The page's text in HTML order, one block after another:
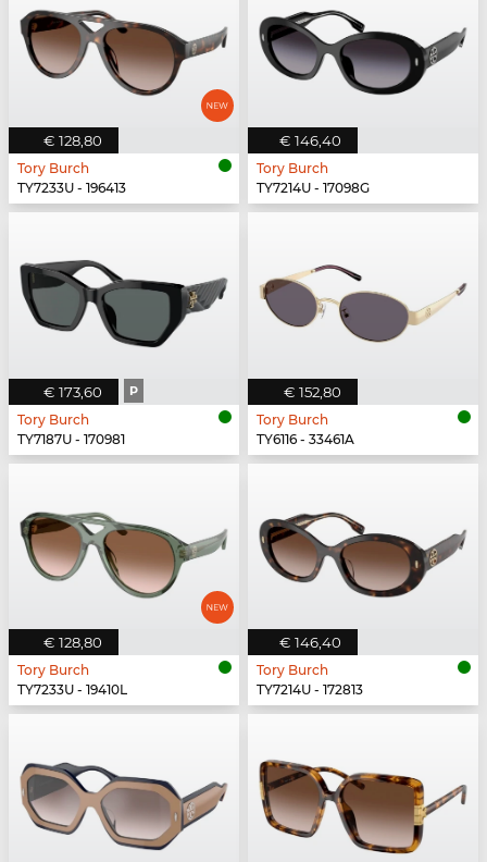
€ 128,80
Tory Burch
TY7233U - 196413
€ 146,40
Tory Burch
TY7214U - 17098G
€ 173,60 P
Tory Burch
TY7187U - 170981
€ 152,80
Tory Burch
TY6116 - 33461A
€ 128,80
Tory Burch
TY7233U - 19410L
€ 146,40
Tory Burch
TY7214U - 172813